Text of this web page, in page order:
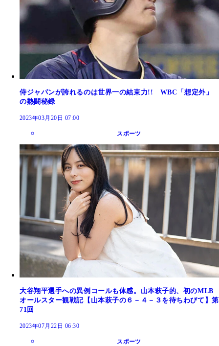
侍ジャパンが誇れるのは世界一の結束力!! WBC「想定外」
の熱闘秘録
2023年03月20日 07:00
スポーツ
大谷翔平選手への異例コールも体感。山本萩子的、初のMLB
オールスター観戦記【山本萩子の６－４－３を待ちわびて】第
71回
2023年07月22日 06:30
スポーツ